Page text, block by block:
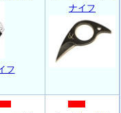
フ
ナイフ